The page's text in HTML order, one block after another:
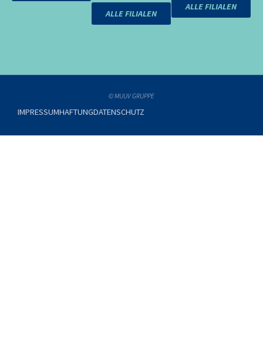
ALLE FILIALEN
ALLE FILIALEN
© MUUV GRUPPE
IMPRESSUMHAFTUNGDATENSCHUTZ